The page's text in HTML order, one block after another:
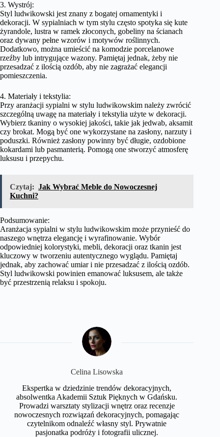
3. Wystrój:
Styl ludwikowski jest znany z bogatej ornamentyki i
dekoracji. W sypialniach w tym stylu często spotyka się kute
żyrandole, lustra w ramek złoconych, gobeliny na ścianach
oraz dywany pełne wzorów i motywów roślinnych.
Dodatkowo, można umieścić na komodzie porcelanowe
rzeźby lub intrygujące wazony. Pamiętaj jednak, żeby nie
przesadzać z ilością ozdób, aby nie zagrażać elegancji
pomieszczenia.
4. Materiały i tekstylia:
Przy aranżacji sypialni w stylu ludwikowskim należy zwrócić
szczególną uwagę na materiały i tekstylia użyte w dekoracji.
Wybierz tkaniny o wysokiej jakości, takie jak jedwab, aksamit
czy brokat. Mogą być one wykorzystane na zasłony, narzuty i
poduszki. Również zasłony powinny być długie, ozdobione
kokardami lub pasmanterią. Pomogą one stworzyć atmosferę
luksusu i przepychu.
Czytaj: Jak Wybrać Meble do Nowoczesnej
Kuchni?
Podsumowanie:
Aranżacja sypialni w stylu ludwikowskim może przynieść do
naszego wnętrza elegancję i wyrafinowanie. Wybór
odpowiedniej kolorystyki, mebli, dekoracji oraz tkanin jest
kluczowy w tworzeniu autentycznego wyglądu. Pamiętaj
jednak, aby zachować umiar i nie przesadzać z ilością ozdób.
Styl ludwikowski powinien emanować luksusem, ale także
być przestrzenią relaksu i spokoju.
Celina Lisowska
Ekspertka w dziedzinie trendów dekoracyjnych,
absolwentka Akademii Sztuk Pięknych w Gdańsku.
Prowadzi warsztaty stylizacji wnętrz oraz recenzje
nowoczesnych rozwiązań dekoracyjnych, pomagając
czytelnikom odnaleźć własny styl. Prywatnie
pasjonatka podróży i fotografii ulicznej.